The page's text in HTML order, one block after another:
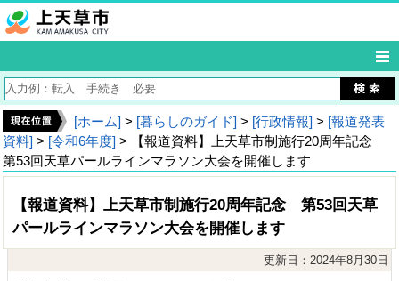
[ホーム] > [暮らしのガイド] > [行政情報] > [報道発表
資料] > [令和6年度] > 【報道資料】上天草市制施行20周年記念
第53回天草パールラインマラソン大会を開催します
【報道資料】上天草市制施行20周年記念 第53回天草
パールラインマラソン大会を開催します
更新日：2024年8月30日